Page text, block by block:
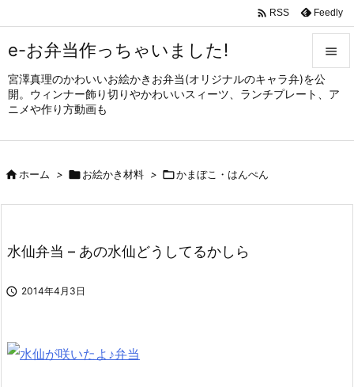
e-お弁当作っちゃいました!
宮澤真理のかわいいお絵かきお弁当(オリジナルのキャラ弁)を公
開。ウィンナー飾り切りやかわいいスィーツ、ランチプレート、ア
ニメや作り方動画も


メニュ
サイド

 RSS Feedly
ホーム > お絵かき材料 > かまぼこ・はんぺん
水仙弁当 – あの水仙どうしてるかしら
 2014年4月3日